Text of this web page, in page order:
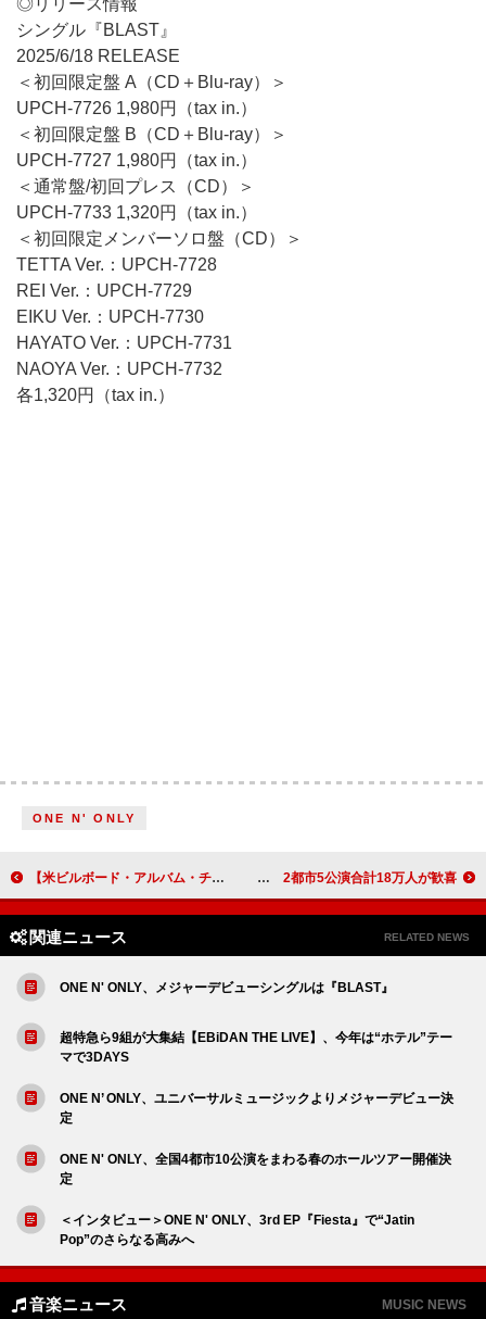
◎リリース情報
シングル『BLAST』
2025/6/18 RELEASE
＜初回限定盤 A（CD＋Blu-ray）＞
UPCH-7726 1,980円（tax in.）
＜初回限定盤 B（CD＋Blu-ray）＞
UPCH-7727 1,980円（tax in.）
＜通常盤/初回プレス（CD）＞
UPCH-7733 1,320円（tax in.）
＜初回限定メンバーソロ盤（CD）＞
TETTA Ver.：UPCH-7728
REI Ver.：UPCH-7729
EIKU Ver.：UPCH-7730
HAYATO Ver.：UPCH-7731
NAOYA Ver.：UPCH-7732
各1,320円（tax in.）
ONE N' ONLY
【米ビルボード・アルバム・チャート】バッド・バニー首位返り咲き、スペイン語アルバムが1位＆2位独占の初快挙 SEVENTEEN、2年ぶりとなる日本でのファンミーティング開催 2都市5公演合計18万人が歓喜
関連ニュース RELATED NEWS
ONE N' ONLY、メジャーデビューシングルは『BLAST』
超特急ら9組が大集結【EBiDAN THE LIVE】、今年は“ホテル”テー
マで3DAYS
ONE N’ ONLY、ユニバーサルミュージックよりメジャーデビュー決
定
ONE N' ONLY、全国4都市10公演をまわる春のホールツアー開催決
定
＜インタビュー＞ONE N' ONLY、3rd EP『Fiesta』で“Jatin
Pop”のさらなる高みへ
音楽ニュース MUSIC NEWS